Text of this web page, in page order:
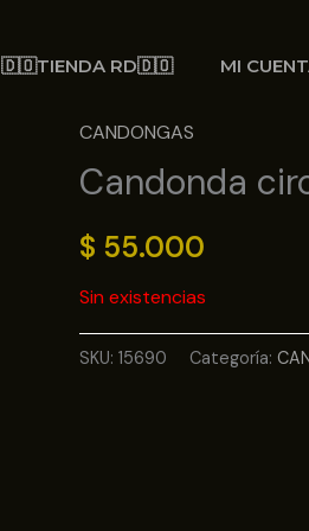
🇩🇴TIENDA RD🇩🇴 MI
CANDONGAS
Candonda
$ 55.000
Sin existencias
SKU: 15690 Categoría: